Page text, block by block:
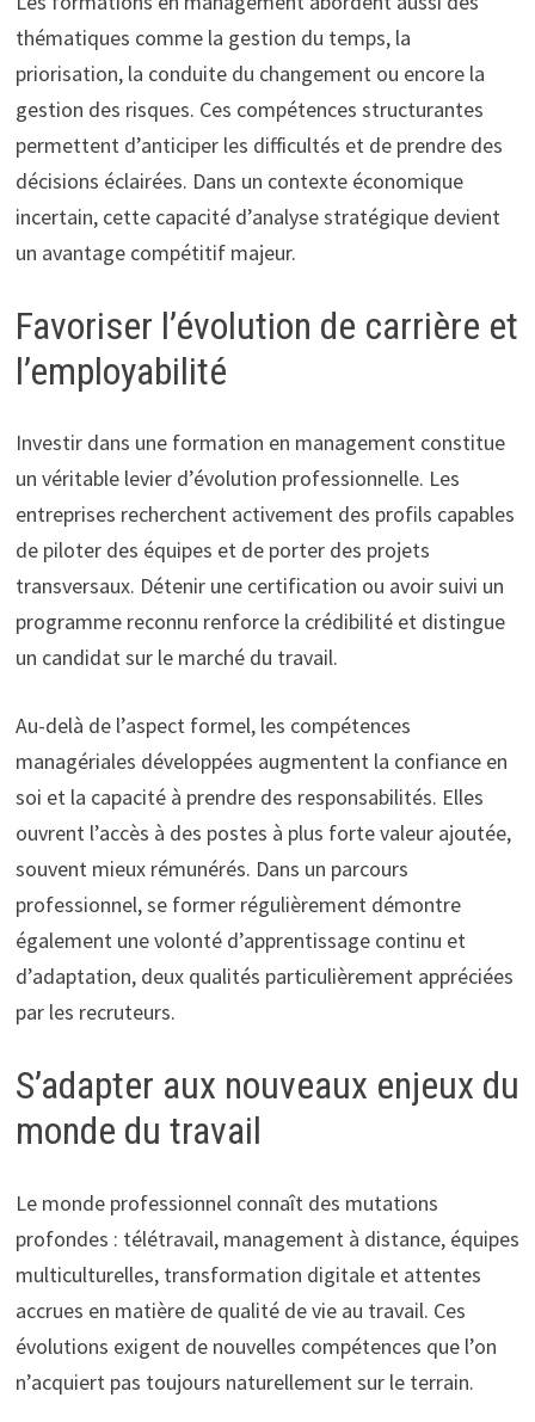
thématiques comme la gestion du temps, la
priorisation, la conduite du changement ou encore la
gestion des risques. Ces compétences structurantes
permettent d’anticiper les difficultés et de prendre des
décisions éclairées. Dans un contexte économique
incertain, cette capacité d’analyse stratégique devient
un avantage compétitif majeur.
Favoriser l’évolution de carrière et
l’employabilité
Investir dans une formation en management constitue
un véritable levier d’évolution professionnelle. Les
entreprises recherchent activement des profils capables
de piloter des équipes et de porter des projets
transversaux. Détenir une certification ou avoir suivi un
programme reconnu renforce la crédibilité et distingue
un candidat sur le marché du travail.
Au-delà de l’aspect formel, les compétences
managériales développées augmentent la confiance en
soi et la capacité à prendre des responsabilités. Elles
ouvrent l’accès à des postes à plus forte valeur ajoutée,
souvent mieux rémunérés. Dans un parcours
professionnel, se former régulièrement démontre
également une volonté d’apprentissage continu et
d’adaptation, deux qualités particulièrement appréciées
par les recruteurs.
S’adapter aux nouveaux enjeux du
monde du travail
Le monde professionnel connaît des mutations
profondes : télétravail, management à distance, équipes
multiculturelles, transformation digitale et attentes
accrues en matière de qualité de vie au travail. Ces
évolutions exigent de nouvelles compétences que l’on
n’acquiert pas toujours naturellement sur le terrain.